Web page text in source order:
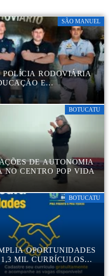
SÃO MANUEL
RODOVIÁRIA
E
BOTUCATU
DE AUTONOMIA
NO CENTRO POP VIDA
BOTUCATU
OPORTUNIDADES
MIL CURRÍCULOS